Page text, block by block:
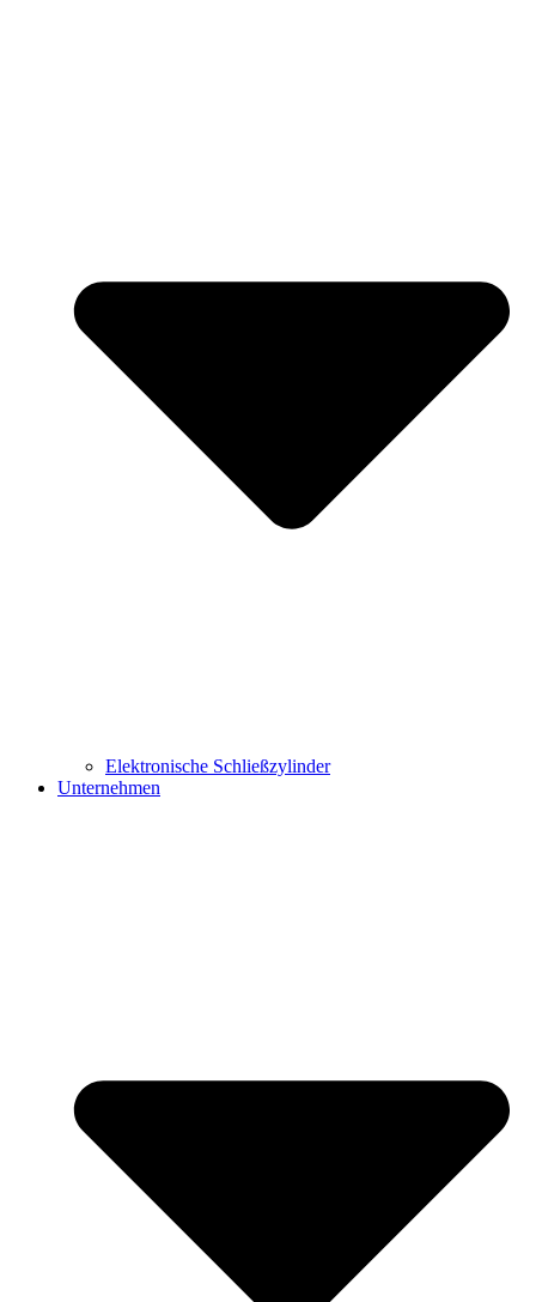
Elektronische Schließzylinder
Unternehmen